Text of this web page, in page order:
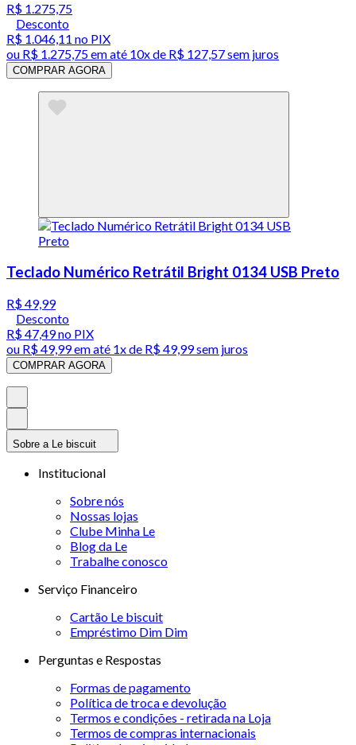
R$ 1.275,75
Desconto
R$ 1.046,11 no PIX
ou R$ 1.275,75em até 10x de R$ 127,57 sem juros
COMPRAR AGORA
Teclado Numérico Retrátil Bright 0134 USB Preto
R$ 49,99
Desconto
R$ 47,49no PIX
ou R$ 49,99em até 1x de R$ 49,99sem juros
COMPRAR AGORA
Sobre a Le biscuit
Institucional
Sobre nós
Nossas lojas
Clube Minha Le
Blog da Le
Trabalhe conosco
Serviço Financeiro
Cartão Le biscuit
Empréstimo Dim Dim
Perguntas e Respostas
Formas de pagamento
Política de troca e devolução
Termos e condições - retirada na Loja
Termos de compras internacionais